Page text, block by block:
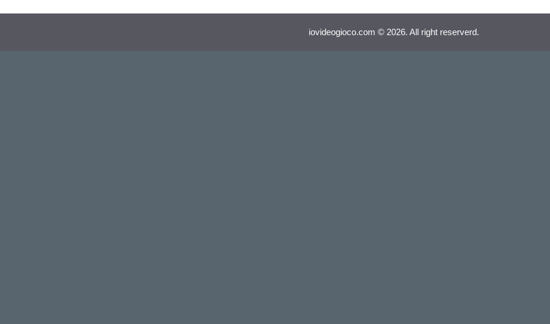
iovideogioco.com © 2026. All right reserverd.